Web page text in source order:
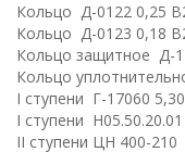
Кольцo Д-0122 0,25
Кольцo Д-0123 0,18
Кольцо защитное Д-
Кольцо
I ступени Г-17060
I ступени
II ступени ЦН 400-210